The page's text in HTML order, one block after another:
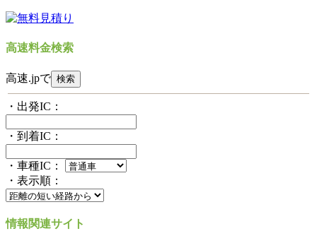
高速料金検索
高速.jpで
・出発IC：
・到着IC：
・車種IC：
・表示順：
情報関連サイト